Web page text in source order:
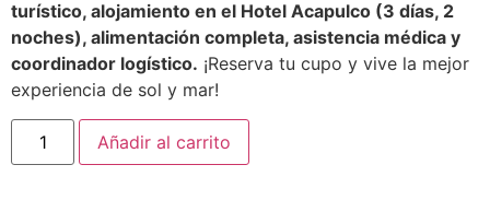
turístico, alojamiento en el Hotel Acapulco (3 días, 2
noches), alimentación completa, asistencia médica y
coordinador logístico. ¡Reserva tu cupo y vive la mejor
experiencia de sol y mar!
Añadir al carrito